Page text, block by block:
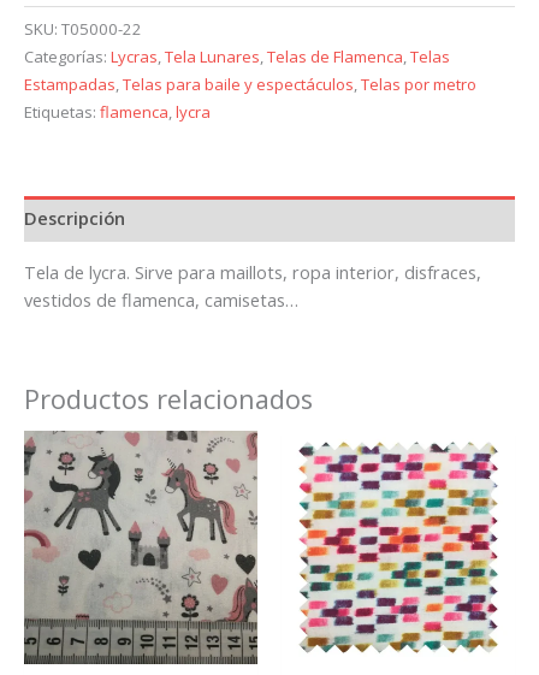
SKU: T05000-22
Categorías: Lycras,Tela Lunares,Telas de Flamenca,Telas
Estampadas,Telas para baile y espectáculos,Telas por metro
Etiquetas: flamenca,lycra
Descripción
Tela de lycra. Sirve para maillots, ropa interior, disfraces,
vestidos de flamenca, camisetas…
Productos relacionados